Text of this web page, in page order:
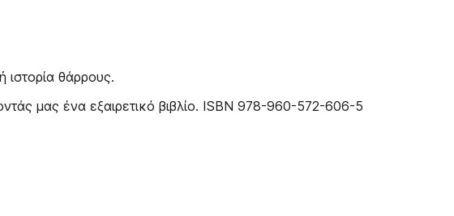
θάρρους.
μας ένα εξαιρετικό βιβλίο. ISBN 978-960-572-606-5